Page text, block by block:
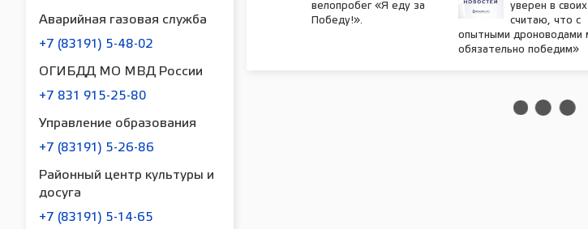
Аварийная газовая служба
+7 (83191) 5-48-02
ОГИБДД МО МВД России
+7 831 915-25-80
Управление образования
+7 (83191) 5-26-86
Районный центр культуры и
досуга
+7 (83191) 5-14-65
велопробег «Я еду за
Победу!».
уверен в своих
считаю, что с
опытными дроноводами
обязательно победим»